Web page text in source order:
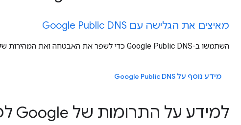
מאיצים את הגלישה עם Google Public DNS
השתמשו ב-Google Public DNS כדי לשפר את האבטחה ואת המהירות של חוויית הגלישה.
מידע נוסף על Google Public DNS
למידע על התרומות של Google לפרוטוקולים האחרונים של הביצועים